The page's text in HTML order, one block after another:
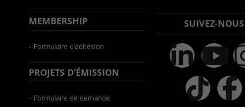
MEMBERSHIP
- Formulaire d’adhésion
PROJETS D’ÉMISSION
- Formulaire de demande
SUIVEZ-NOUS